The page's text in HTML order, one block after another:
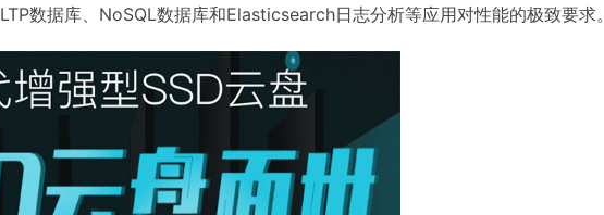
数据库、NoSQL数据库和Elasticsearch日志分析等应用对性能的极致要求。